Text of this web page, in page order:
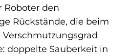
den
Rückstände, die beim
doppelte Sauberkeit in